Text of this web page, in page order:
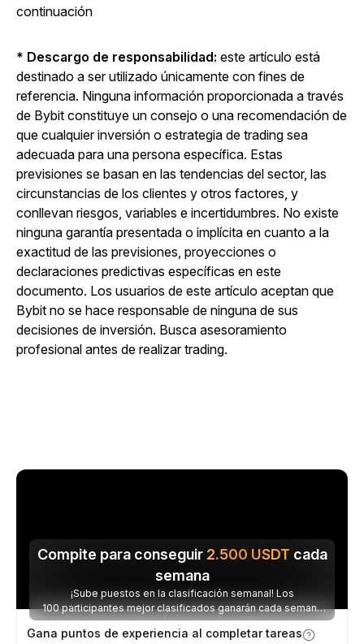
continuación
* Descargo de responsabilidad: este artículo está
destinado a ser utilizado únicamente con fines de
referencia. Ninguna información proporcionada a través
de Bybit constituye un consejo o una recomendación de
que cualquier inversión o estrategia de trading sea
adecuada para una persona específica. Estas
previsiones se basan en las tendencias del sector, las
circunstancias de los clientes y otros factores, y
conllevan riesgos, variables e incertidumbres. No existe
ninguna garantía presentada o implícita en cuanto a la
exactitud de las previsiones, proyecciones o
declaraciones predictivas específicas en este
documento. Los usuarios de este artículo aceptan que
Bybit no se hace responsable de ninguna de sus
decisiones de inversión. Busca asesoramiento
profesional antes de realizar trading.
Compite para conseguir 2.500 USDT cada
semana
¡Sube puestos en la clasificación semanal! Los
100 participantes mejor clasificados ganarán cada semana
parte de los 2.500 USDT disponibles.
Gana puntos de experiencia al completar tareas